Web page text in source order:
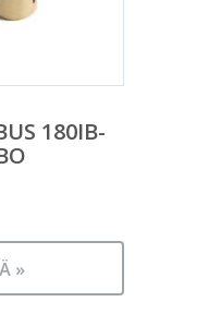
180IB-
»